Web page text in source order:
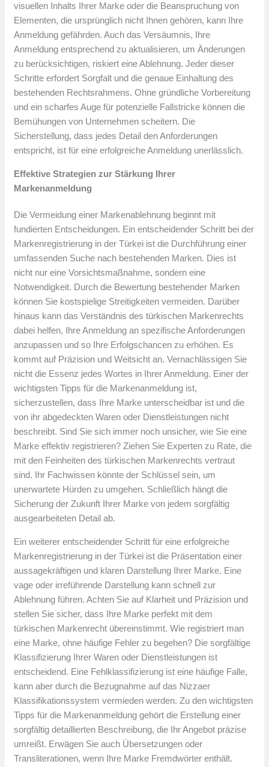
visuellen Inhalts Ihrer Marke oder die Beanspruchung von
Elementen, die ursprünglich nicht Ihnen gehören, kann Ihre
Anmeldung gefährden. Auch das Versäumnis, Ihre
Anmeldung entsprechend zu aktualisieren, um Änderungen
zu berücksichtigen, riskiert eine Ablehnung. Jeder dieser
Schritte erfordert Sorgfalt und die genaue Einhaltung des
bestehenden Rechtsrahmens. Ohne gründliche Vorbereitung
und ein scharfes Auge für potenzielle Fallstricke können die
Bemühungen von Unternehmen scheitern. Die
Sicherstellung, dass jedes Detail den Anforderungen
entspricht, ist für eine erfolgreiche Anmeldung unerlässlich.
Effektive Strategien zur Stärkung Ihrer
Markenanmeldung
Die Vermeidung einer Markenablehnung beginnt mit
fundierten Entscheidungen. Ein entscheidender Schritt bei der
Markenregistrierung in der Türkei ist die Durchführung einer
umfassenden Suche nach bestehenden Marken. Dies ist
nicht nur eine Vorsichtsmaßnahme, sondern eine
Notwendigkeit. Durch die Bewertung bestehender Marken
können Sie kostspielige Streitigkeiten vermeiden. Darüber
hinaus kann das Verständnis des türkischen Markenrechts
dabei helfen, Ihre Anmeldung an spezifische Anforderungen
anzupassen und so Ihre Erfolgschancen zu erhöhen. Es
kommt auf Präzision und Weitsicht an. Vernachlässigen Sie
nicht die Essenz jedes Wortes in Ihrer Anmeldung. Einer der
wichtigsten Tipps für die Markenanmeldung ist,
sicherzustellen, dass Ihre Marke unterscheidbar ist und die
von ihr abgedeckten Waren oder Dienstleistungen nicht
beschreibt. Sind Sie sich immer noch unsicher, wie Sie eine
Marke effektiv registrieren? Ziehen Sie Experten zu Rate, die
mit den Feinheiten des türkischen Markenrechts vertraut
sind. Ihr Fachwissen könnte der Schlüssel sein, um
unerwartete Hürden zu umgehen. Schließlich hängt die
Sicherung der Zukunft Ihrer Marke von jedem sorgfältig
ausgearbeiteten Detail ab.
Ein weiterer entscheidender Schritt für eine erfolgreiche
Markenregistrierung in der Türkei ist die Präsentation einer
aussagekräftigen und klaren Darstellung Ihrer Marke. Eine
vage oder irreführende Darstellung kann schnell zur
Ablehnung führen. Achten Sie auf Klarheit und Präzision und
stellen Sie sicher, dass Ihre Marke perfekt mit dem
türkischen Markenrecht übereinstimmt. Wie registriert man
eine Marke, ohne häufige Fehler zu begehen? Die sorgfältige
Klassifizierung Ihrer Waren oder Dienstleistungen ist
entscheidend. Eine Fehlklassifizierung ist eine häufige Falle,
kann aber durch die Bezugnahme auf das Nizzaer
Klassifikationssystem vermieden werden. Zu den wichtigsten
Tipps für die Markenanmeldung gehört die Erstellung einer
sorgfältig detaillierten Beschreibung, die Ihr Angebot präzise
umreißt. Erwägen Sie auch Übersetzungen oder
Transliterationen, wenn Ihre Marke Fremdwörter enthält.